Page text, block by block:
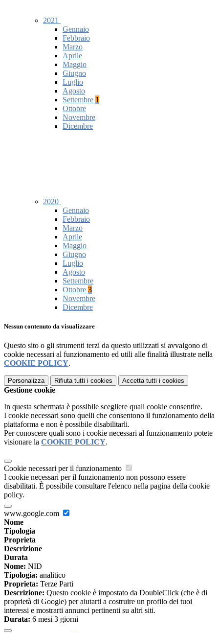
2021
Gennaio
Febbraio
Marzo
Aprile
Maggio
Giugno
Luglio
Agosto
Settembre 1
Ottobre
Novembre
Dicembre
2020
Gennaio
Febbraio
Marzo
Aprile
Maggio
Giugno
Luglio
Agosto
Settembre
Ottobre 3
Novembre
Dicembre
Nessun contenuto da visualizzare
Questo sito o gli strumenti terzi da questo utilizzati si avvalgono di
cookie necessari al funzionamento ed utili alle finalità illustrate nella
COOKIE POLICY.
Personalizza Rifiuta tutti i cookies Accetta tutti i cookies
Gestione cookie
In questa schermata è possibile scegliere quali cookie consentire.
I cookie necessari sono quelli che consentono il funzionamento della
piattaforma e non è possibile disabilitarli.
Per conoscere quali sono i cookie necessari al funzionamento potete
visionare la COOKIE POLICY.
Cookie necessari per il funzionamento
I cookie necessari per il funzionamento non possono essere
disabilitati. È possibile consultare l'elenco nella pagina della cookie
policy.
www.google.com
Nome
Tipologia
Proprieta
Descrizione
Durata
Nome: NID
Tipologia: analitico
Proprieta: Terze Parti
Descrizione: Questo cookie è impostato da DoubleClick (che è di
proprietà di Google) per aiutarti a costruire un profilo dei tuoi
interessi e mostrarti annunci pertinenti su altri siti.
Durata: 6 mesi 3 giorni